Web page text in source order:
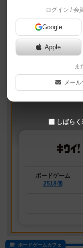
プレイスペース
キウイ！(
大阪府大阪市中央区森ノ
「キウイ！」は、
てスタートしたボード
ボードゲーム
2518個
ボードゲームカフェ
ログイン / 会
Google
Apple
ま
メー
しばら